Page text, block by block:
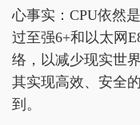
心事实：CPU依然
过至强6+和以太网
络，以减少现实世
其实现高效、安全
到。